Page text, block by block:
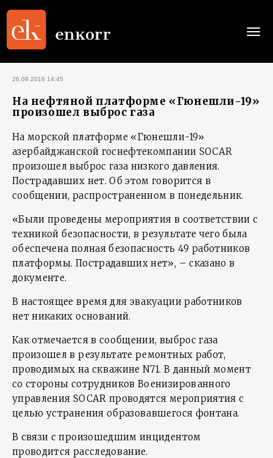
26.09.2016 14:45
На нефтяной платформе «Гюнешли-19»
произошел выброс газа
На морской платформе «Гюнешли-19»
азербайджанской госнефтекомпании SOCAR
произошел выброс газа низкого давления.
Пострадавших нет. Об этом говорится в
сообщении, распространенном в понедельник.
«Были проведены мероприятия в соответствии с
техникой безопасности, в результате чего была
обеспечена полная безопасность 49 работников
платформы. Пострадавших нет», – сказано в
документе.
В настоящее время для эвакуации работников
нет никаких оснований.
Как отмечается в сообщении, выброс газа
произошел в результате ремонтных работ,
проводимых на скважине N71. В данный момент
со стороны сотрудников Военизированного
управления SOCAR проводятся мероприятия с
целью устранения образовавшегося фонтана.
В связи с произошедшим инцидентом
проводится расследование.